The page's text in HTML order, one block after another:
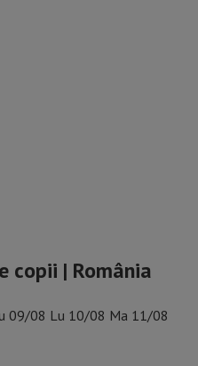
copii | România
09/08 Lu 10/08 Ma 11/08